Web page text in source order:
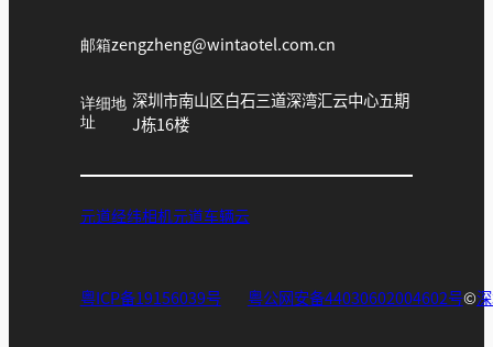
邮箱zengzheng@wintaotel.com.cn
详细地
址
深圳市南山区白石三道深湾汇云中心五期
J栋16楼
元道经纬相机 元道车辆云
粤ICP备19156039号 粤公网安备44030602004602号©